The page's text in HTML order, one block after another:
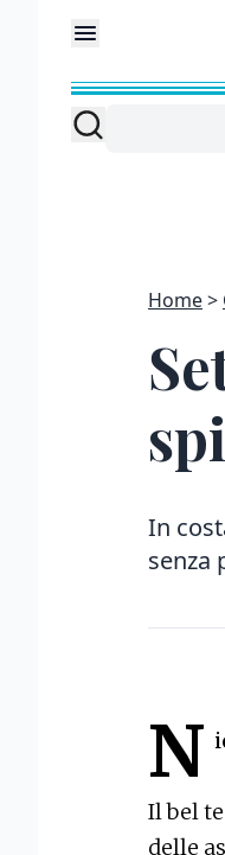
Home
In
senza
N
Il bel
delle